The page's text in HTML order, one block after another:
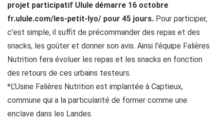
projet participatif Ulule démarre 16 octobre
fr.ulule.com/les-petit-lyo/ pour 45 jours. Pour participer,
c’est simple, il suffit de précommander des repas et des
snacks, les goûter et donner son avis. Ainsi l’équipe Falières
Nutrition fera évoluer les repas et les snacks en fonction
des retours de ces urbains testeurs.
*L’Usine Falières Nutrition est implantée à Captieux,
commune qui a la particularité de former comme une
enclave dans les Landes.